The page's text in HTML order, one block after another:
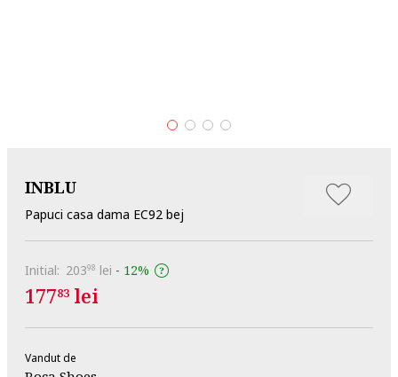
INBLU
Papuci casa dama EC92 bej
Initial: 20398 lei - 12%
17783 lei
Vandut de